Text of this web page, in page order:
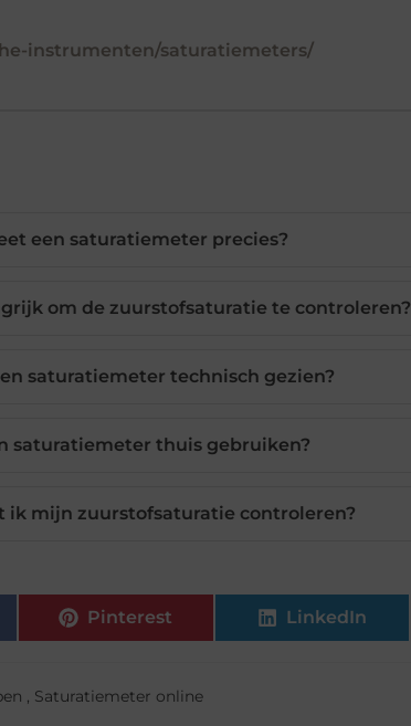
instrumenten/saturatiemeters/
een saturatiemeter precies?
om de zuurstofsaturatie te controleren?
saturatiemeter technisch gezien?
saturatiemeter thuis gebruiken?
ik mijn zuurstofsaturatie controleren?
Pinterest LinkedIn
, Saturatiemeter online